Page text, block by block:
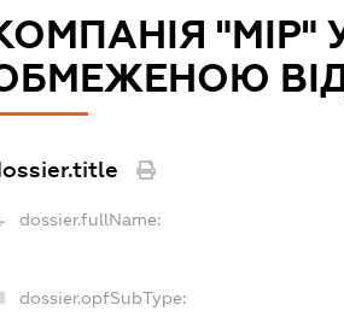
"МІР"
dossier.fullName:
dossier.opfSubType: